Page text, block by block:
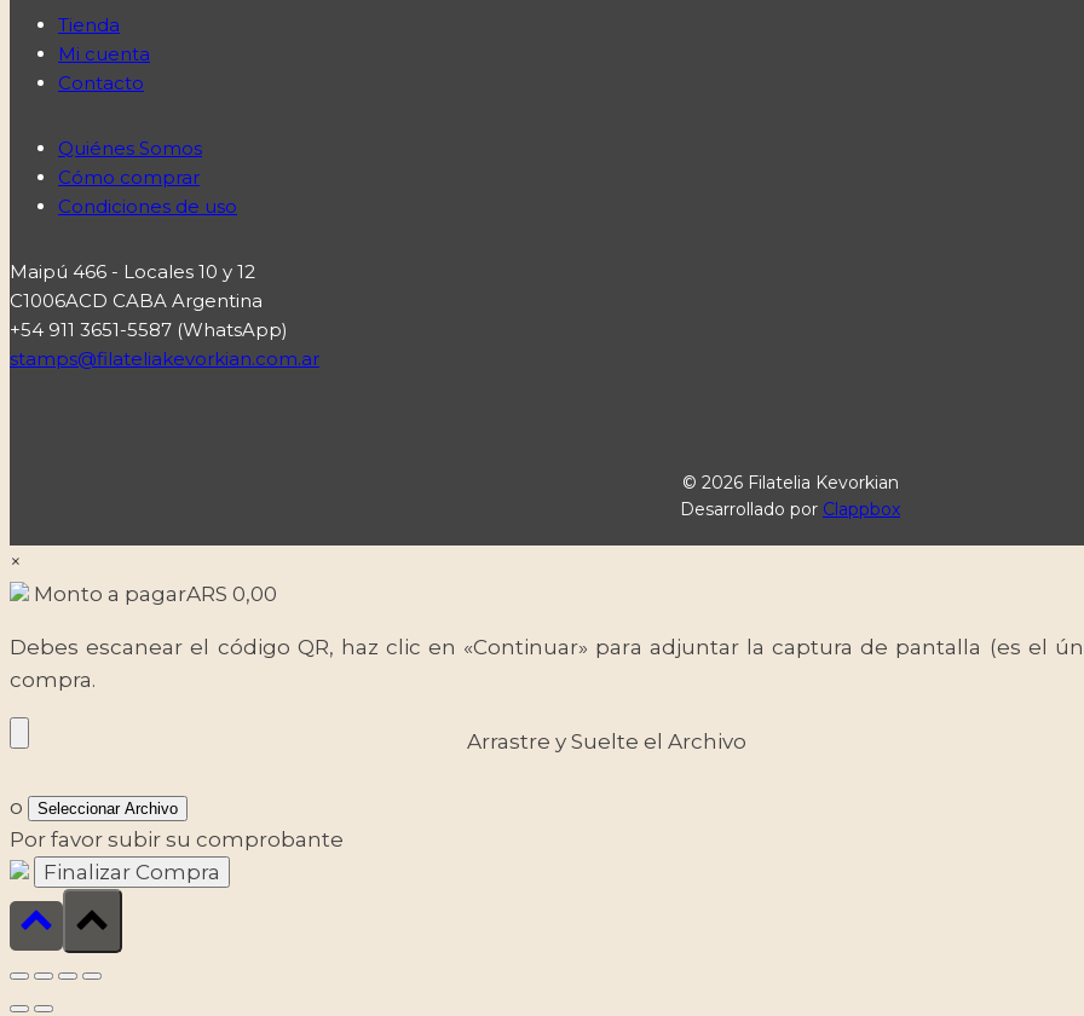
Tienda
Mi cuenta
Contacto
Quiénes Somos
Cómo comprar
Condiciones de uso
Maipú 466 - Locales 10 y 12
C1006ACD CABA Argentina
+54 911 3651-5587 (WhatsApp)
stamps@filateliakevorkian.com.ar
© 2026 Filatelia Kevorkian
Desarrollado por Clappbox
×
Monto a pagarARS 0,00
Debes escanear el código QR, haz clic en «Continuar» para adjuntar la captura de pantalla (es el
compra.
Arrastre y Suelte el Archivo
o Seleccionar Archivo
Por favor subir su comprobante